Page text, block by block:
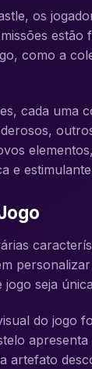
os
como a
cada
e
jogo seja
do jogo
artefato